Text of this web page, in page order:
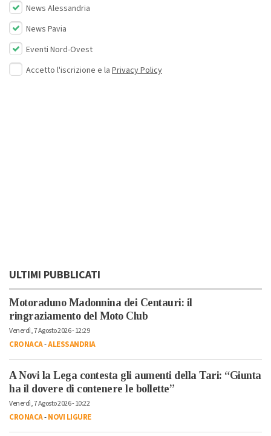
News Alessandria
News Pavia
Eventi Nord-Ovest
Accetto l'iscrizione e la Privacy Policy
ULTIMI PUBBLICATI
Motoraduno Madonnina dei Centauri: il
ringraziamento del Moto Club
Venerdì, 7 Agosto 2026 - 12:29
CRONACA-ALESSANDRIA
A Novi la Lega contesta gli aumenti della Tari: “Giunta
ha il dovere di contenere le bollette”
Venerdì, 7 Agosto 2026 - 10:22
CRONACA-NOVI LIGURE